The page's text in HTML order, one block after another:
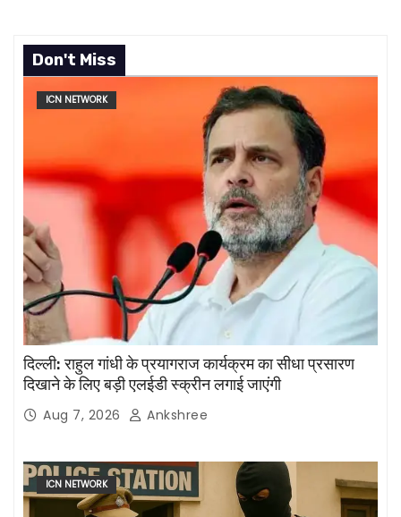
Don't Miss
ICN NETWORK
दिल्ली: राहुल गांधी के प्रयागराज कार्यक्रम का सीधा प्रसारण
दिखाने के लिए बड़ी एलईडी स्क्रीन लगाई जाएंगी
Aug 7, 2026 Ankshree
ICN NETWORK